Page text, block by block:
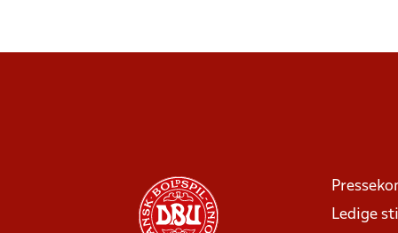
Ledige